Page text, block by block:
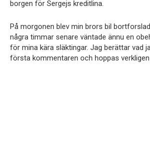
borgen för Sergejs kreditlina.
På morgonen blev min brors bil
några timmar senare väntade ännu en
för mina kära släktingar. Jag berättar vad
första kommentaren och hoppas verkligen